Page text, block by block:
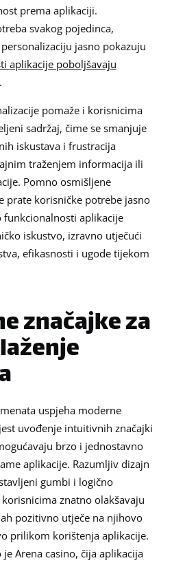
prema aplikaciji.
svakog pojedinca,
jasno pokazuju
aplikacije poboljšavaju
pomaže i korisnicima
sadržaj, čime se smanjuje
iskustava i frustracija
traženjem informacija ili
Pomno osmišljene
prate korisničke potrebe jasno
aplikacije
iskustvo, izravno utječući
efikasnosti i ugode tijekom
značajke za
uspjeha moderne
uvođenje intuitivnih značajki
brzo i jednostavno
aplikacije. Razumljiv dizajn
gumbi i logično
znatno olakšavaju
pozitivno utječe na njihovo
prilikom korištenja aplikacije.
Arena casino, čija aplikacija